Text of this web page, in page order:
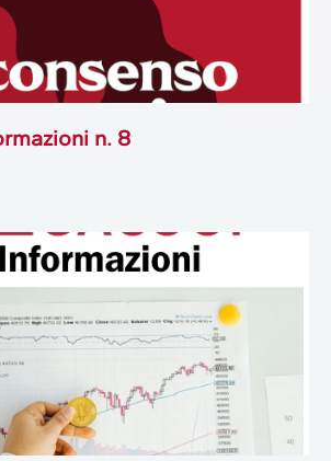
n. 8